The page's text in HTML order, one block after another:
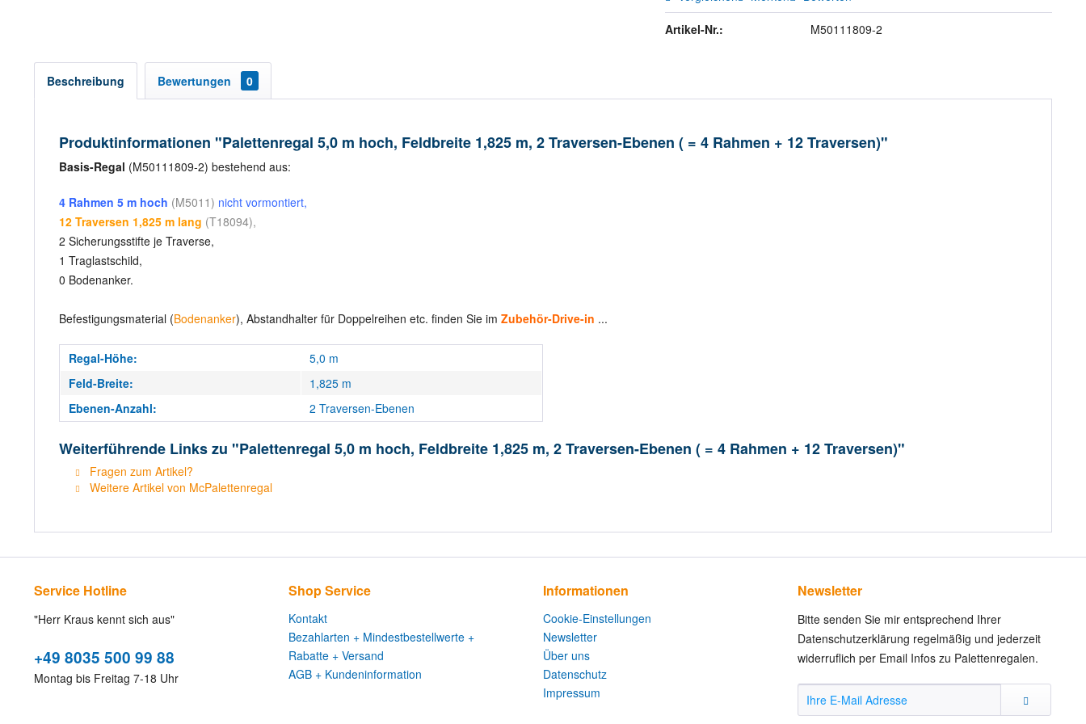
Artikel-Nr.: M50111809-2
Beschreibung Bewertungen 0
Produktinformationen "Palettenregal 5,0 m hoch, Feldbreite 1,825 m, 2 Traversen-Ebenen ( = 4 Rahmen + 12 Traversen)"
Basis-Regal (M50111809-2) bestehend aus:
4 Rahmen 5 m hoch (M5011) nicht vormontiert,
12 Traversen 1,825 m lang (T18094),
2 Sicherungsstifte je Traverse,
1 Traglastschild,
0 Bodenanker.
Befestigungsmaterial (Bodenanker), Abstandhalter für Doppelreihen etc. finden Sie im Zubehör-Drive-in ...
Regal-Höhe:
5,0 m
Feld-Breite:
1,825 m
Ebenen-Anzahl:
2 Traversen-Ebenen
Weiterführende Links zu "Palettenregal 5,0 m hoch, Feldbreite 1,825 m, 2 Traversen-Ebenen ( = 4 Rahmen + 12 Traversen)"
Fragen zum Artikel?
Weitere Artikel von McPalettenregal
Service Hotline
"Herr Kraus kennt sich aus"
+49 8035 500 99 88
Montag bis Freitag 7-18 Uhr
Shop Service
Kontakt
Bezahlarten + Mindestbestellwerte +
Rabatte + Versand
AGB + Kundeninformation
Informationen
Cookie-Einstellungen
Newsletter
Über uns
Datenschutz
Impressum
Newsletter
Bitte senden Sie mir entsprechend Ihrer
Datenschutzerklärung regelmäßig und jederzeit
widerruflich per Email Infos zu Palettenregalen.